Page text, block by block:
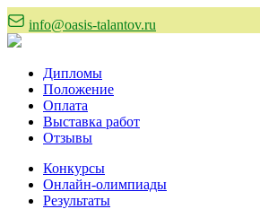
info@oasis-talantov.ru
Дипломы
Положение
Оплата
Выставка работ
Отзывы
Конкурсы
Онлайн-олимпиады
Результаты